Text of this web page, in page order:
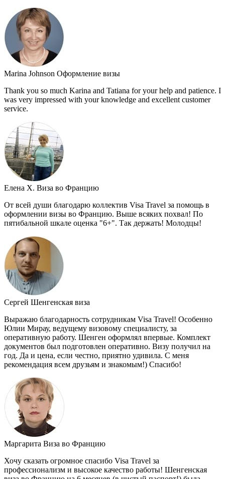
Marina Johnson Оформление визы
Thank you so much Karina and Tatiana for your help and patience. I
was very impressed with your knowledge and excellent customer
service.
Елена Х. Виза во Францию
От всей души благодарю коллектив Visa Travel за помощь в
оформлении визы во Францию. Выше всяких похвал! По
пятибальной шкале оценка "6+". Так держать! Молодцы!
Сергей Шенгенская виза
Выражаю благодарность сотрудникам Visa Travel! Особенно
Юлии Мирау, ведущему визовому специалисту, за
оперативную работу. Шенген оформлял впервые. Комплект
документов был подготовлен оперативно. Визу получил на
год. Да и цена, если честно, приятно удивила. С меня
рекомендация всем друзьям и знакомым!) Спасибо!
Маргарита Виза во Францию
Хочу сказать огромное спасибо Visa Travel за
профессионализм и высокое качество работы! Шенгенская